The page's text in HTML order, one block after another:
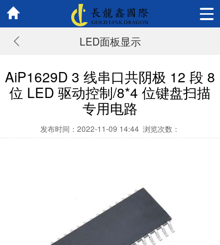
LED面板显示
AiP1629D 3 线串口共阴极 12 段 8
位 LED 驱动控制/8*4 位键盘扫描
专用电路
发布时间：2022-11-09 14:44 浏览次数：